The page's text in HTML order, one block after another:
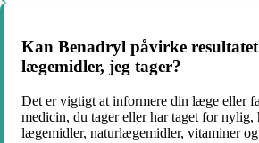
Kan Benadryl påvirke
lægemidler, jeg tager?
Det er vigtigt at informere din læge eller
medicin, du tager eller har taget for nylig,
lægemidler, naturlægemidler, vitaminer